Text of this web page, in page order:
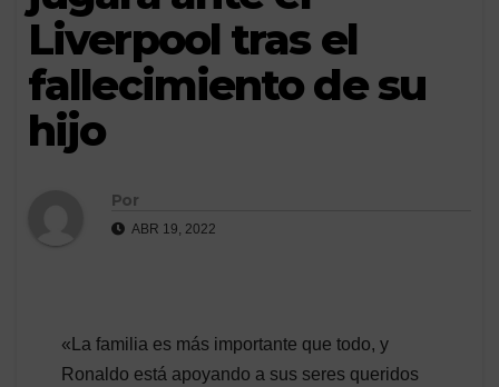
Liverpool tras el
fallecimiento de su
hijo
Por
ABR 19, 2022
«La familia es más importante que todo, y
Ronaldo está apoyando a sus seres queridos